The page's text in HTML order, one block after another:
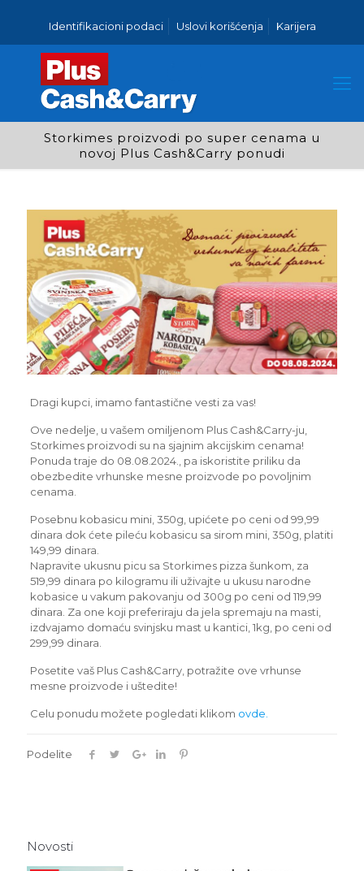
Identifikacioni podaci Uslovi korišćenja Karijera
Storkimes proizvodi po super cenama u
novoj Plus Cash&Carry ponudi
Dragi kupci, imamo fantastične vesti za vas!
Ove nedelje, u vašem omiljenom Plus Cash&Carry-ju,
Storkimes proizvodi su na sjajnim akcijskim cenama!
Ponuda traje do 08.08.2024., pa iskoristite priliku da
obezbedite vrhunske mesne proizvode po povoljnim
cenama.
Posebnu kobasicu mini, 350g, upićete po ceni od 99,99
dinara dok ćete pileću kobasicu sa sirom mini, 350g, platiti
149,99 dinara.
Napravite ukusnu picu sa Storkimes pizza šunkom, za
519,99 dinara po kilogramu ili uživajte u ukusu narodne
kobasice u vakum pakovanju od 300g po ceni od 119,99
dinara. Za one koji preferiraju da jela spremaju na masti,
izdvajamo domaću svinjsku mast u kantici, 1kg, po ceni od
299,99 dinara.
Posetite vaš Plus Cash&Carry, potražite ove vrhunse
mesne proizvode i uštedite!
Celu ponudu možete pogledati klikom ovde.
Podelite
Novosti